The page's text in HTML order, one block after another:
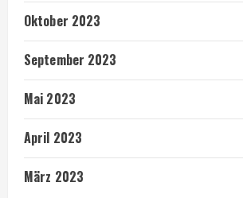
Oktober 2023
September 2023
Mai 2023
April 2023
März 2023